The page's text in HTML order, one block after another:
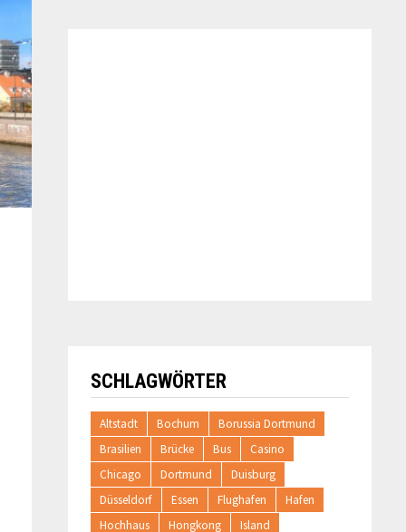
SCHLAGWÖRTER
Altstadt Bochum
Borussia Dortmund
Brasilien
Brücke Bus
Casino
Chicago
Dortmund
Duisburg
Düsseldorf
Essen Flughafen
Hafen
Hochhaus
Hongkong
Island